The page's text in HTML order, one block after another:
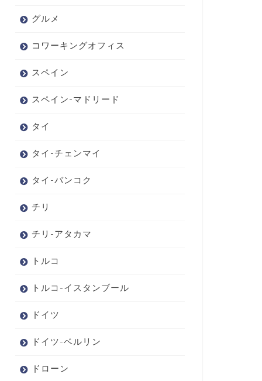
グルメ
コワーキングオフィス
スペイン
スペイン-マドリード
タイ
タイ-チェンマイ
タイ-バンコク
チリ
チリ-アタカマ
トルコ
トルコ-イスタンブール
ドイツ
ドイツ-ベルリン
ドローン